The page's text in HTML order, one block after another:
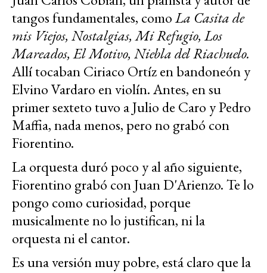
tangos fundamentales, comoLa Casita de
mis Viejos, Nostalgias, Mi Refugio, Los
Mareados, El Motivo, Niebla del Riachuelo.
Allí tocaban Ciriaco Ortíz en bandoneón y
Elvino Vardaro en violín. Antes, en su
primer sexteto tuvo a Julio de Caro y Pedro
Maffia, nada menos, pero no grabó con
Fiorentino.
La orquesta duró poco y al año siguiente,
Fiorentino grabó con Juan D'Arienzo. Te lo
pongo como curiosidad, porque
musicalmente no lo justifican, ni la
orquesta ni el cantor.
Es una versión muy pobre, está claro que la